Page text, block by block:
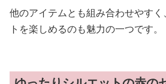
他のアイテムとも組み合わせやす
トを楽しめるのも魅力の一つです。